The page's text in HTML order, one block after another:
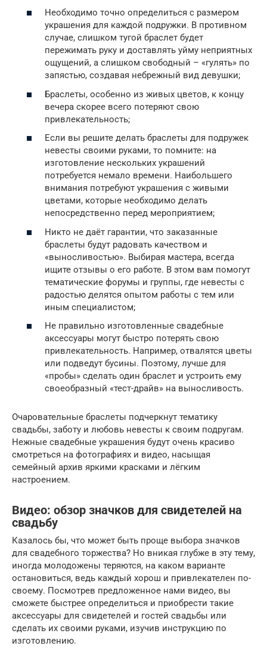
Необходимо точно определиться с размером
украшения для каждой подружки. В противном
случае, слишком тугой браслет будет
пережимать руку и доставлять уйму неприятных
ощущений, а слишком свободный – «гулять» по
запястью, создавая небрежный вид девушки;
Браслеты, особенно из живых цветов, к концу
вечера скорее всего потеряют свою
привлекательность;
Если вы решите делать браслеты для подружек
невесты своими руками, то помните: на
изготовление нескольких украшений
потребуется немало времени. Наибольшего
внимания потребуют украшения с живыми
цветами, которые необходимо делать
непосредственно перед мероприятием;
Никто не даёт гарантии, что заказанные
браслеты будут радовать качеством и
«выносливостью». Выбирая мастера, всегда
ищите отзывы о его работе. В этом вам помогут
тематические форумы и группы, где невесты с
радостью делятся опытом работы с тем или
иным специалистом;
Не правильно изготовленные свадебные
аксессуары могут быстро потерять свою
привлекательность. Например, отвалятся цветы
или подведут бусины. Поэтому, лучше для
«пробы» сделать один браслет и устроить ему
своеобразный «тест-драйв» на выносливость.
Очаровательные браслеты подчеркнут тематику
свадьбы, заботу и любовь невесты к своим подругам.
Нежные свадебные украшения будут очень красиво
смотреться на фотографиях и видео, насыщая
семейный архив яркими красками и лёгким
настроением.
Видео: обзор значков для свидетелей на
свадьбу
Казалось бы, что может быть проще выбора значков
для свадебного торжества? Но вникая глубже в эту тему,
иногда молодожены теряются, на каком варианте
остановиться, ведь каждый хорош и привлекателен по-
своему. Посмотрев предложенное нами видео, вы
сможете быстрее определиться и приобрести такие
аксессуары для свидетелей и гостей свадьбы или
сделать их своими руками, изучив инструкцию по
изготовлению.